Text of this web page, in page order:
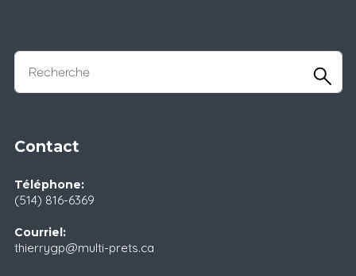
Contact
Téléphone:
(514) 816-6369
Courriel:
thierrygp@multi-prets.ca